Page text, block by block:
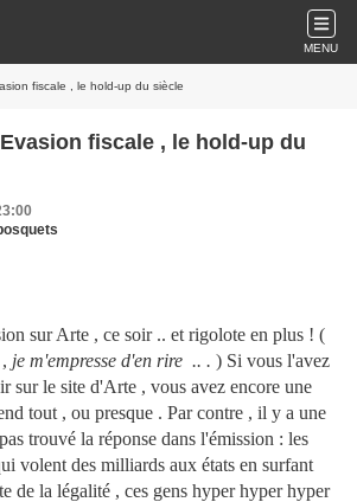
MENU
fiscale , le hold-up du siècle
fiscale , le hold-up du
sur Arte , ce soir .. et rigolote en plus ! (
je m'empresse d'en rire .. . ) Si vous l'avez
sur le site d'Arte , vous avez encore une
tout , ou presque . Par contre , il y a une
trouvé la réponse dans l'émission : les
volent des milliards aux états en surfant
de la légalité , ces gens hyper hyper hyper